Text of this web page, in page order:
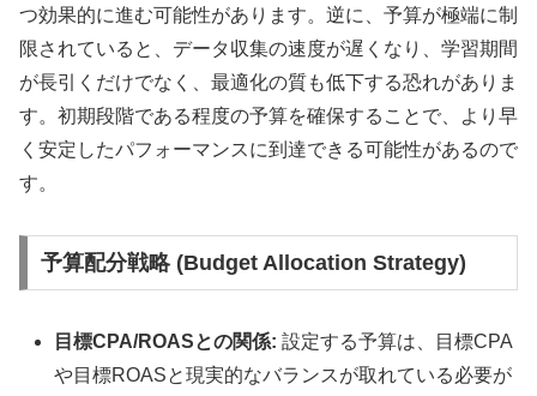
つ効果的に進む可能性があります。逆に、予算が極端に制
限されていると、データ収集の速度が遅くなり、学習期間
が長引くだけでなく、最適化の質も低下する恐れがありま
す。初期段階である程度の予算を確保することで、より早
く安定したパフォーマンスに到達できる可能性があるので
す。
予算配分戦略 (Budget Allocation Strategy)
目標CPA/ROASとの関係: 設定する予算は、目標CPA
や目標ROASと現実的なバランスが取れている必要が